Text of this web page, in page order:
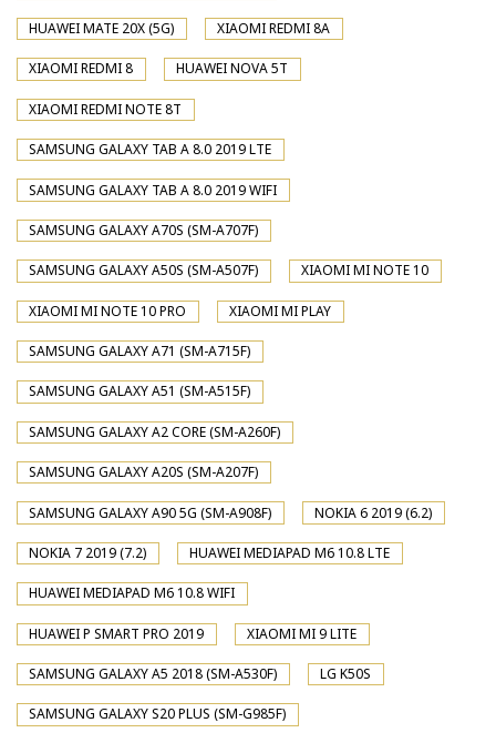
HUAWEI MATE 20X (5G) XIAOMI REDMI 8A
XIAOMI REDMI 8 HUAWEI NOVA 5T
XIAOMI REDMI NOTE 8T
SAMSUNG GALAXY TAB A 8.0 2019 LTE
SAMSUNG GALAXY TAB A 8.0 2019 WIFI
SAMSUNG GALAXY A70S (SM-A707F)
SAMSUNG GALAXY A50S (SM-A507F) XIAOMI MI NOTE 10
XIAOMI MI NOTE 10 PRO XIAOMI MI PLAY
SAMSUNG GALAXY A71 (SM-A715F)
SAMSUNG GALAXY A51 (SM-A515F)
SAMSUNG GALAXY A2 CORE (SM-A260F)
SAMSUNG GALAXY A20S (SM-A207F)
SAMSUNG GALAXY A90 5G (SM-A908F) NOKIA 6 2019 (6.2)
NOKIA 7 2019 (7.2) HUAWEI MEDIAPAD M6 10.8 LTE
HUAWEI MEDIAPAD M6 10.8 WIFI
HUAWEI P SMART PRO 2019 XIAOMI MI 9 LITE
SAMSUNG GALAXY A5 2018 (SM-A530F) LG K50S
SAMSUNG GALAXY S20 PLUS (SM-G985F)